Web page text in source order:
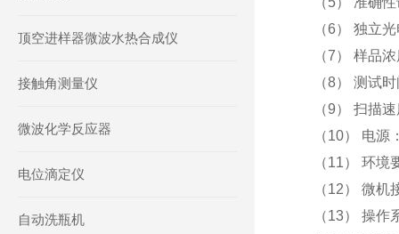
（6） 独立
（7） 样品
（8） 测试
（9） 扫描
（10） 电
（11） 环
（12） 微
（13） 操
顶空进样器微波水热合成仪
接触角测量仪
微波化学反应器
电位滴定仪
自动洗瓶机